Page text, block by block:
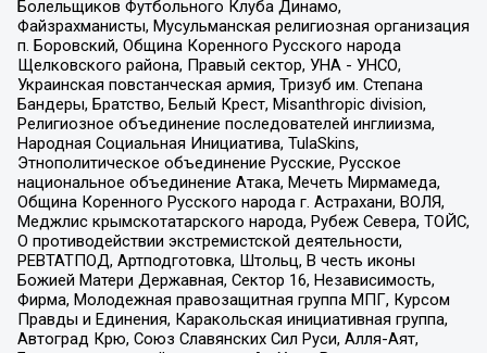
Болельщиков Футбольного Клуба Динамо,
Файзрахманисты, Мусульманская религиозная организация
п. Боровский, Община Коренного Русского народа
Щелковского района, Правый сектор, УНА - УНСО,
Украинская повстанческая армия, Тризуб им. Степана
Бандеры, Братство, Белый Крест, Misanthropic division,
Религиозное объединение последователей инглиизма,
Народная Социальная Инициатива, TulaSkins,
Этнополитическое объединение Русские, Русское
национальное объединение Атака, Мечеть Мирмамеда,
Община Коренного Русского народа г. Астрахани, ВОЛЯ,
Меджлис крымскотатарского народа, Рубеж Севера, ТОЙС,
О противодействии экстремистской деятельности,
РЕВТАТПОД, Артподготовка, Штольц, В честь иконы
Божией Матери Державная, Сектор 16, Независимость,
Фирма, Молодежная правозащитная группа МПГ, Курсом
Правды и Единения, Каракольская инициативная группа,
Автоград Крю, Союз Славянских Сил Руси, Алля-Аят,